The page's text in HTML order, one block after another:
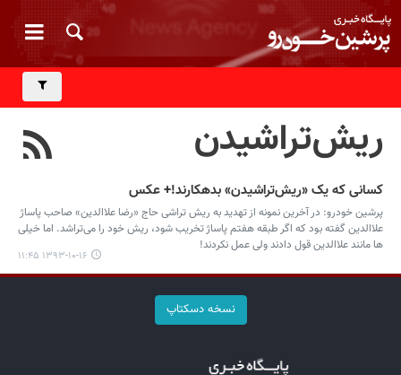
ریش‌تراشیدن
کسانی که یک «ریش‌تراشیدن» بدهکارند!+ عکس
پرشین خودرو: در آخرین نمونه از تهدید به ریش تراشی حاج «رضا علاالدین» صاحب پاساژ
علاالدین گفته بود که اگر طبقه هفتم پاساژ تخریب شود، ریش خود را می‌تراشد. اما خیلی
ها مانند علاالدین قول دادند ولی عمل نکردند!
۱۳۹۳-۱۰-۱۶ ۱۱:۴۵
نسخه دسکتاپ